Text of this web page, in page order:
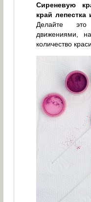
Сиреневую
край
Делайте это
движениями,
количество